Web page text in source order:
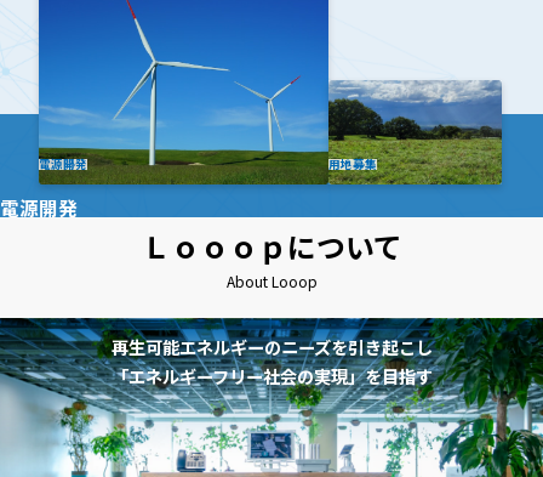
電源開発 用地募集
電源開発
Ｌｏｏｏｐについて
About Looop
再生可能エネルギーのニーズを引き起こし
「エネルギーフリー社会の実現」を目指す